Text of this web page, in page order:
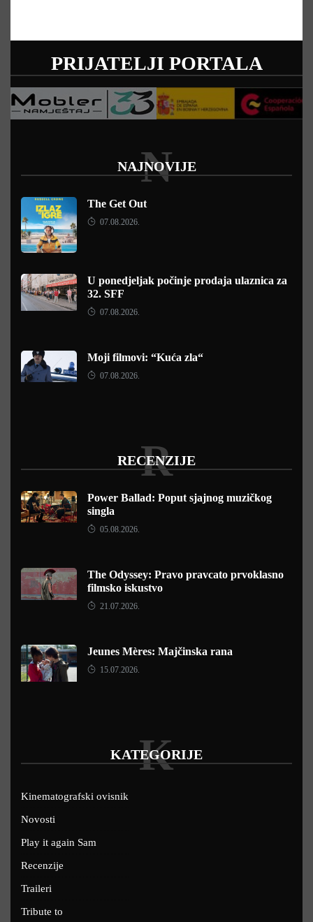
PRIJATELJI PORTALA
NAJNOVIJE
N
The Get Out
07.08.2026.
U ponedjeljak počinje prodaja ulaznica za
32. SFF
07.08.2026.
Moji filmovi: “Kuća zla“
07.08.2026.
RECENZIJE
R
Power Ballad: Poput sjajnog muzičkog
singla
05.08.2026.
The Odyssey: Pravo pravcato prvoklasno
filmsko iskustvo
21.07.2026.
Jeunes Mères: Majčinska rana
15.07.2026.
KATEGORIJE
K
Kinematografski ovisnik
Novosti
Play it again Sam
Recenzije
Traileri
Tribute to